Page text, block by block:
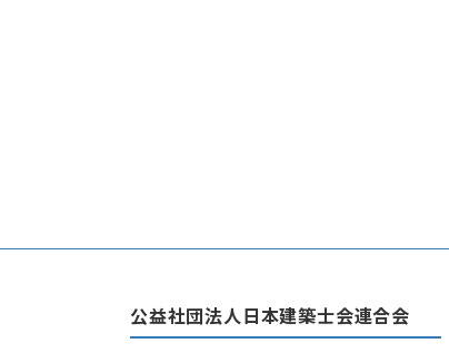
公益社団法人日本建築士会連合会